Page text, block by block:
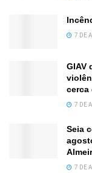
7 DE
GIAV
cerca
7 DE
Seia
7 DE